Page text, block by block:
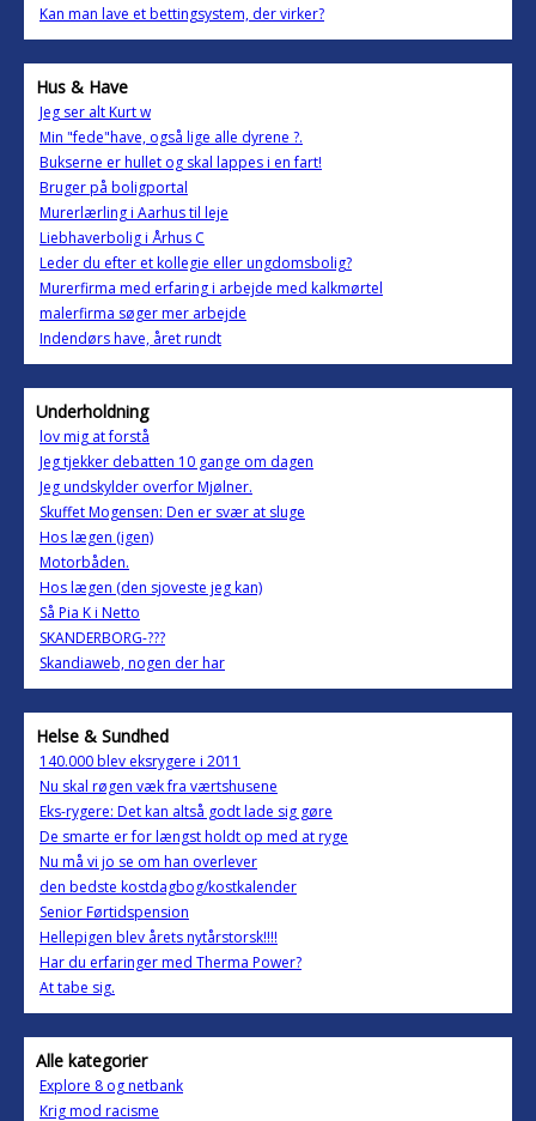
Kan man lave et bettingsystem, der virker?
Hus & Have
Jeg ser alt Kurt w
Min "fede"have, også lige alle dyrene ?.
Bukserne er hullet og skal lappes i en fart!
Bruger på boligportal
Murerlærling i Aarhus til leje
Liebhaverbolig i Århus C
Leder du efter et kollegie eller ungdomsbolig?
Murerfirma med erfaring i arbejde med kalkmørtel
malerfirma søger mer arbejde
Indendørs have, året rundt
Underholdning
lov mig at forstå
Jeg tjekker debatten 10 gange om dagen
Jeg undskylder overfor Mjølner.
Skuffet Mogensen: Den er svær at sluge
Hos lægen (igen)
Motorbåden.
Hos lægen (den sjoveste jeg kan)
Så Pia K i Netto
SKANDERBORG-???
Skandiaweb, nogen der har
Helse & Sundhed
140.000 blev eksrygere i 2011
Nu skal røgen væk fra værtshusene
Eks-rygere: Det kan altså godt lade sig gøre
De smarte er for længst holdt op med at ryge
Nu må vi jo se om han overlever
den bedste kostdagbog/kostkalender
Senior Førtidspension
Hellepigen blev årets nytårstorsk!!!!
Har du erfaringer med Therma Power?
At tabe sig.
Alle kategorier
Explore 8 og netbank
Krig mod racisme